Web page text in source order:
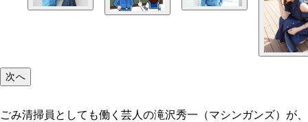
次へ
ごみ清掃員としても働く芸人の滝沢秀一（マシンガンズ）が、